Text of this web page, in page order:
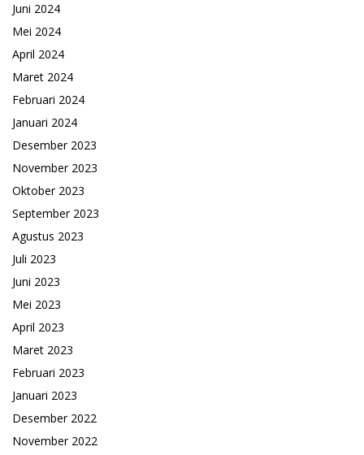
Juni 2024
Mei 2024
April 2024
Maret 2024
Februari 2024
Januari 2024
Desember 2023
November 2023
Oktober 2023
September 2023
Agustus 2023
Juli 2023
Juni 2023
Mei 2023
April 2023
Maret 2023
Februari 2023
Januari 2023
Desember 2022
November 2022